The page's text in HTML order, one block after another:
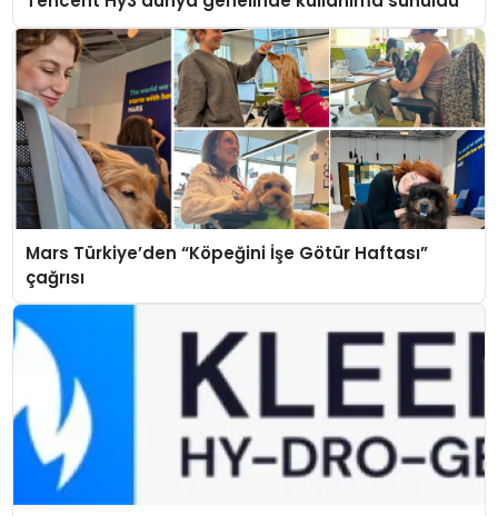
Mars Türkiye’den “Köpeğini İşe Götür Haftası”
çağrısı